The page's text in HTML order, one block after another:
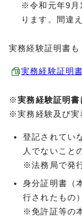
※令和元年9月
ります。間違
実務経験証明書も
実務経験証明
※実務経験証明書
※実務経験及び実
登記されてい
人でないこと
※法務局で発
身分証明書（
行されたもの）
※免許証等の